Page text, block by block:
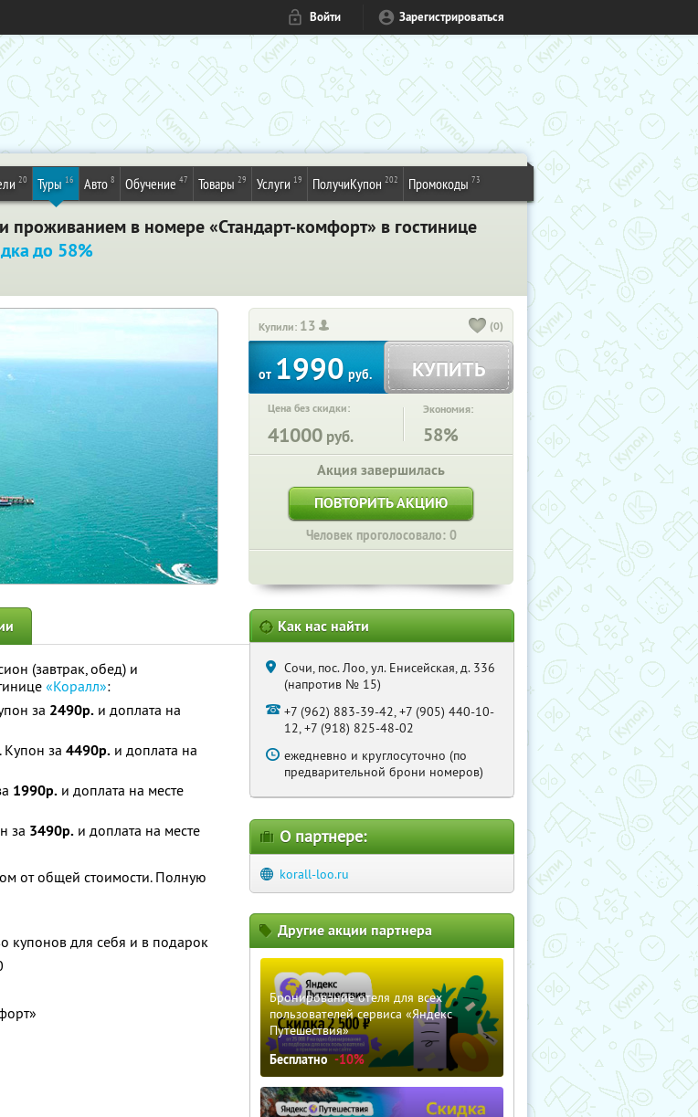
Войти Зарегистрироваться
20 Туры 16 Авто 8 Обучение 47 Товары 29 Услуги 19 ПолучиКупон 202 Промокоды 73
в номере «Стандарт-комфорт» в гостинице
до 58%
Купили: 13 (0)
от 1990 руб. КУПИТЬ
Цена без скидки:
41000 руб.
Экономия:
58%
Акция завершилась
ПОВТОРИТЬ АКЦИЮ
Человек проголосовало: 0
(завтрак, обед) и
«Коралл»:
за 2490р. и доплата на
Купон за 4490р. и доплата на
1990р. и доплата на месте
за 3490р. и доплата на месте
от общей стоимости. Полную
купонов для себя и в подарок
Как нас найти
Сочи, пос. Лоо, ул. Енисейская, д. 336
(напротив № 15)
+7 (962) 883-39-42, +7 (905) 440-10-
12, +7 (918) 825-48-02
ежедневно и круглосуточно (по
предварительной брони номеров)
О партнере:
korall-loo.ru
Другие акции партнера
Бронирование отеля для всех
пользователей сервиса «Яндекс
Путешествия»
Бесплатно -10%